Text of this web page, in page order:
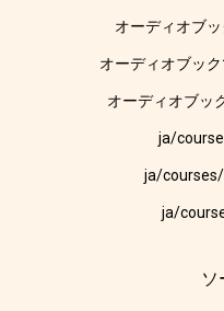
オーディオブ
オーディオブッ
オーディオブッ
ja/
ja/
ja/
ソ